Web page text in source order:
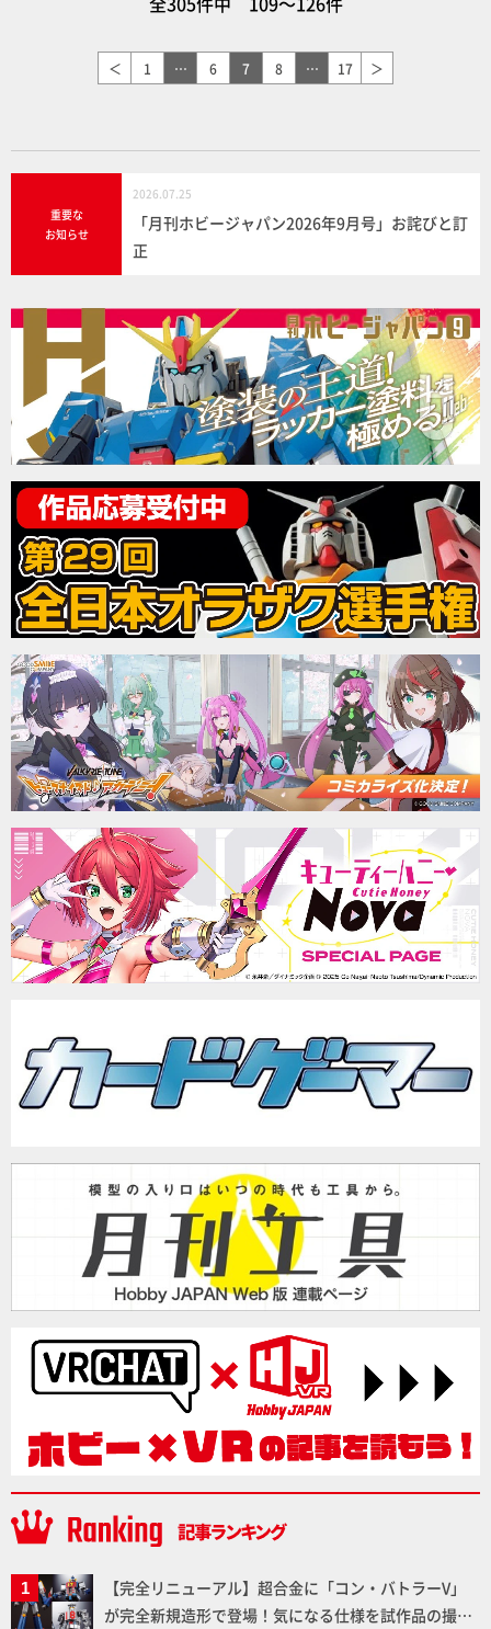
＜ 1 … 6 7 8 … 17 ＞
重要な
お知らせ
2026.07.25
「月刊ホビージャパン2026年9月号」お詫びと訂
正
【完全リニューアル】超合金に「コン・バトラーV」
が完全新規造形で登場！気になる仕様を試作品の撮り